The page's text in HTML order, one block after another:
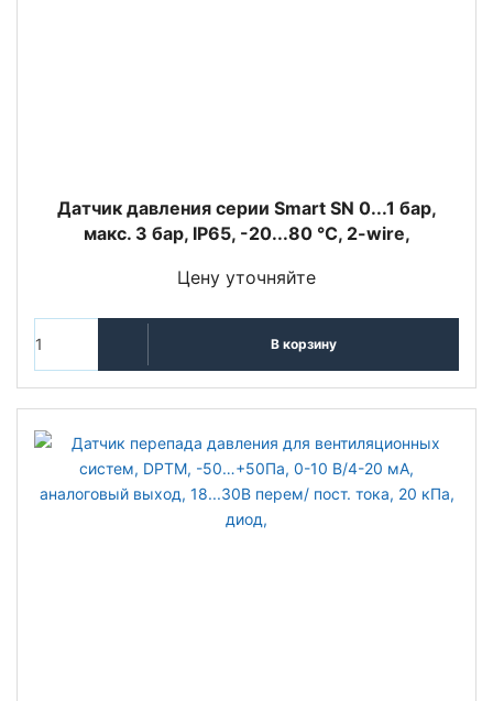
Датчик давления серии Smart SN 0...1 бар,
макс. 3 бар, IP65, -20...80 °C, 2-wire,
Цену уточняйте
В корзину